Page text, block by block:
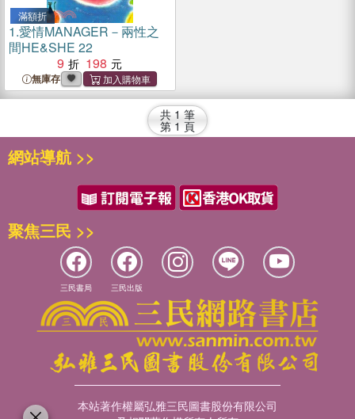
滿額折
1.愛情MANAGER－兩性之
間HE&SHE 22
9
198
無庫存
共 1 筆
第 1 頁
網站導航 >>
聚焦三民 >>
三民書局 三民出版
本站著作權屬弘雅三民圖書股份有限公司